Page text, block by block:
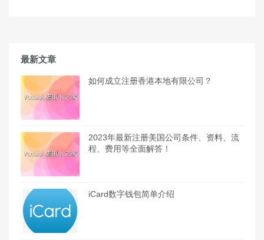
最新文章
如何成立注册香港本地有限公司？
2023年最新注册美国公司条件、资料、流
程、费用等全面解答！
iCard数字钱包简单介绍